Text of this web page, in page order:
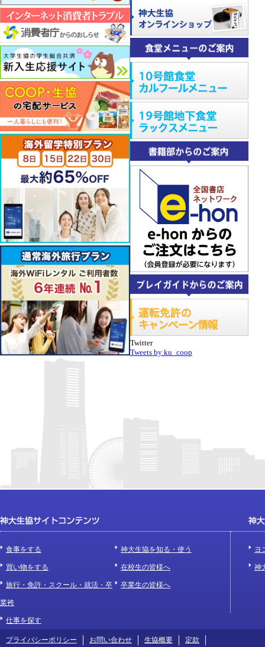
Twitter
Tweets by ku_coop
食事をする
買い物をする
旅行・免許・スクール・就活・卒
業袴
仕事を探す
神大生協を知る・使う
在校生の皆様へ
卒業生の皆様へ
ヨ
神
プライバシーポリシー お問い合わせ 生協概要 定款